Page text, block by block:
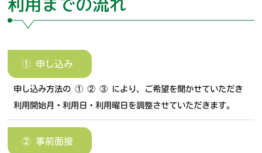
① 申し込み
申し込み方法の ① ② ③ により、ご希望を聞かせていただき
利用開始月・利用日・利用曜日を調整させていただきます。
② 事前面接